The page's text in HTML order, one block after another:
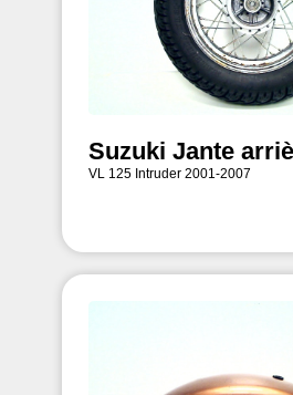
Suzuki Jante
VL 125 Intruder 2001-2007